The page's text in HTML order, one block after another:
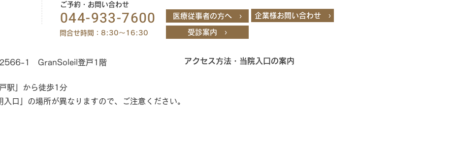
ご予約・お問い合わせ
044-933-7600
問合せ時間：8:30～16:30
2566-1 GranSoleil登戸1階
医療従事者の方へ ›
受診案内 ›
アクセス方法・当院入口の案内
企業様お問い合わせ ›
駅」から徒歩1分
入口」の場所が異なりますので、ご注意ください。